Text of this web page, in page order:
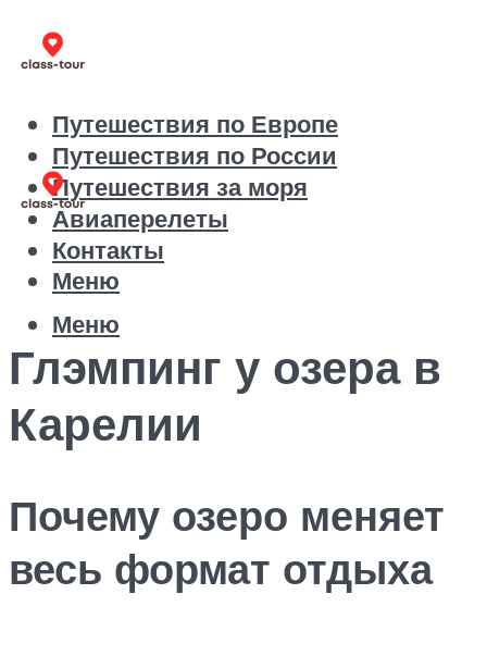
Путешествия по Европе
Путешествия по России
Путешествия за моря
Авиаперелеты
Контакты
Меню
Меню
Глэмпинг у озера в
Карелии
Почему озеро меняет
весь формат отдыха